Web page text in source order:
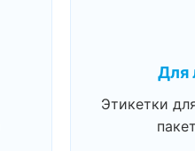
Для
Этикетки